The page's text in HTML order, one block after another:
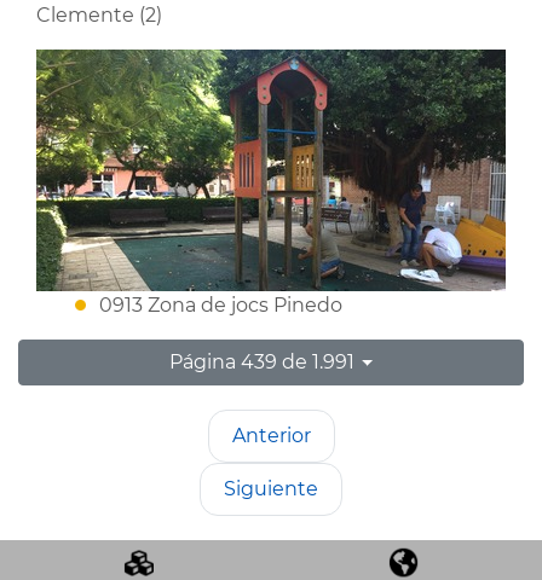
Clemente (2)
0913 Zona de jocs Pinedo
Página 439 de 1.991
Anterior
Siguiente